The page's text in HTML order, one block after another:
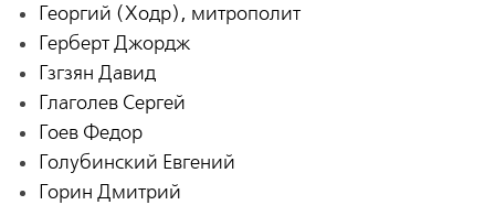
Георгий (Ходр), митрополит
Герберт Джордж
Гзгзян Давид
Глаголев Сергей
Гоев Федор
Голубинский Евгений
Горин Дмитрий